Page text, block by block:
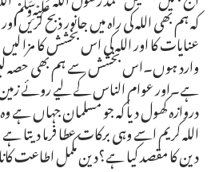
کہ ہم بھی اللہ کی راہ میں جانور ذبح
عنایات کا اور اللہ کی اس بخشش کا مزا
وارد ہوں۔اس بخشش سے ہم بھی حصہ لیں
ہے۔اور عوام الناس کے لیے روئے زمین
دروازہ کھول دیا کہ جو مسلمان جہاں
اللہ کریم اسے وہی برکات عطا فرما دیتا
دین کا مقصد کیا ہے؟دین مکمل اطاعت